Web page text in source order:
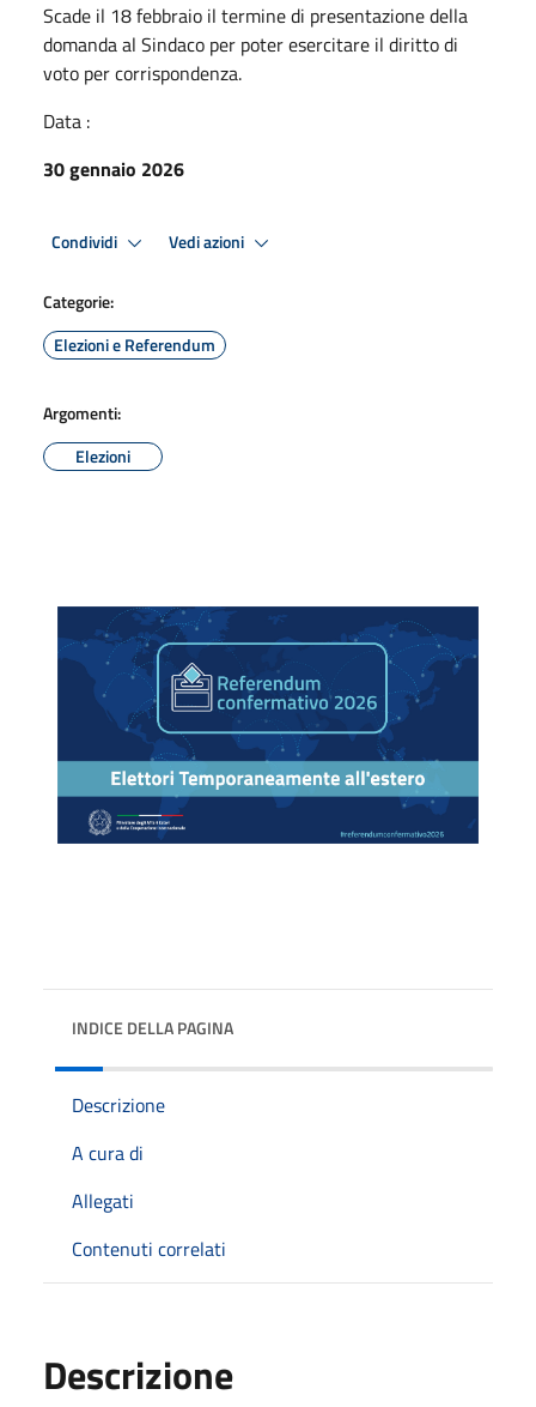
Scade il 18 febbraio il termine di presentazione della
domanda al Sindaco per poter esercitare il diritto di
voto per corrispondenza.
Data :
30 gennaio 2026
Condividi Vedi azioni
Categorie:
Elezioni e Referendum
Argomenti:
Elezioni
INDICE DELLA PAGINA
Descrizione
A cura di
Allegati
Contenuti correlati
Descrizione